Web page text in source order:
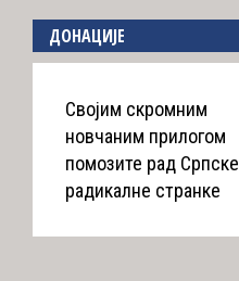
ДОНАЦИЈЕ
Својим скромним
новчаним прилогом
помозите рад Српске
радикалне странке